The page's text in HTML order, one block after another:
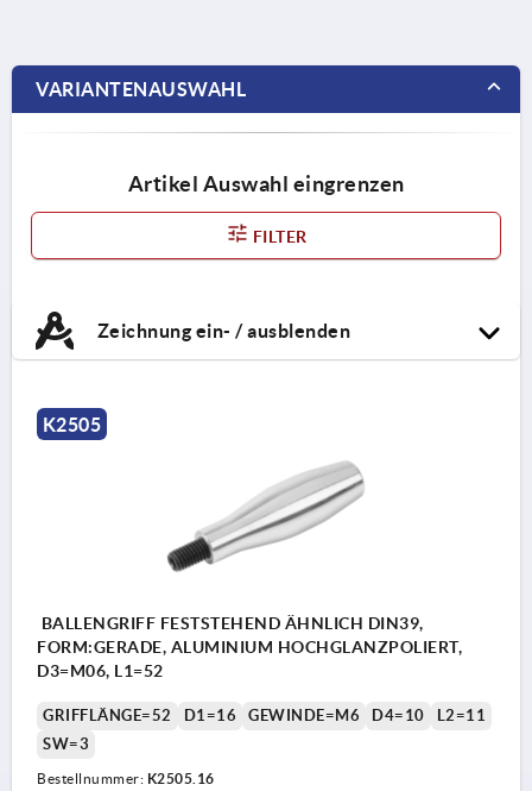
VARIANTENAUSWAHL
Artikel Auswahl eingrenzen
FILTER
Zeichnung ein- / ausblenden
K2505
BALLENGRIFF FESTSTEHEND ÄHNLICH DIN39,
FORM:GERADE, ALUMINIUM HOCHGLANZPOLIERT,
D3=M06, L1=52
GRIFFLÄNGE=52 D1=16 GEWINDE=M6 D4=10
L2=11
SW=3
Bestellnummer: K2505.16